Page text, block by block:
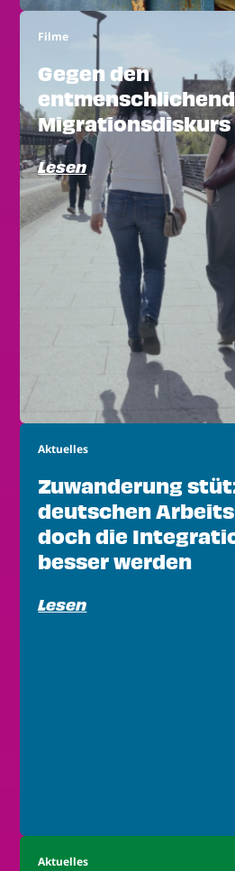
Filme
Gegen den
Migrationsdiskurs
Lesen
Aktuelles
Zuwanderung
deutschen
doch die
besser werden
Lesen
Aktuelles